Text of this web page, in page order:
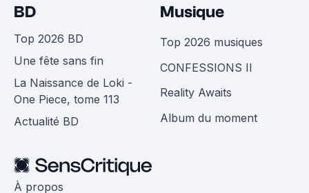
BD
Top 2026 BD
Une fête sans fin
La Naissance de Loki -
One Piece, tome 113
Actualité BD
Musique
Top 2026 musiques
CONFESSIONS II
Reality Awaits
Album du moment
À propos